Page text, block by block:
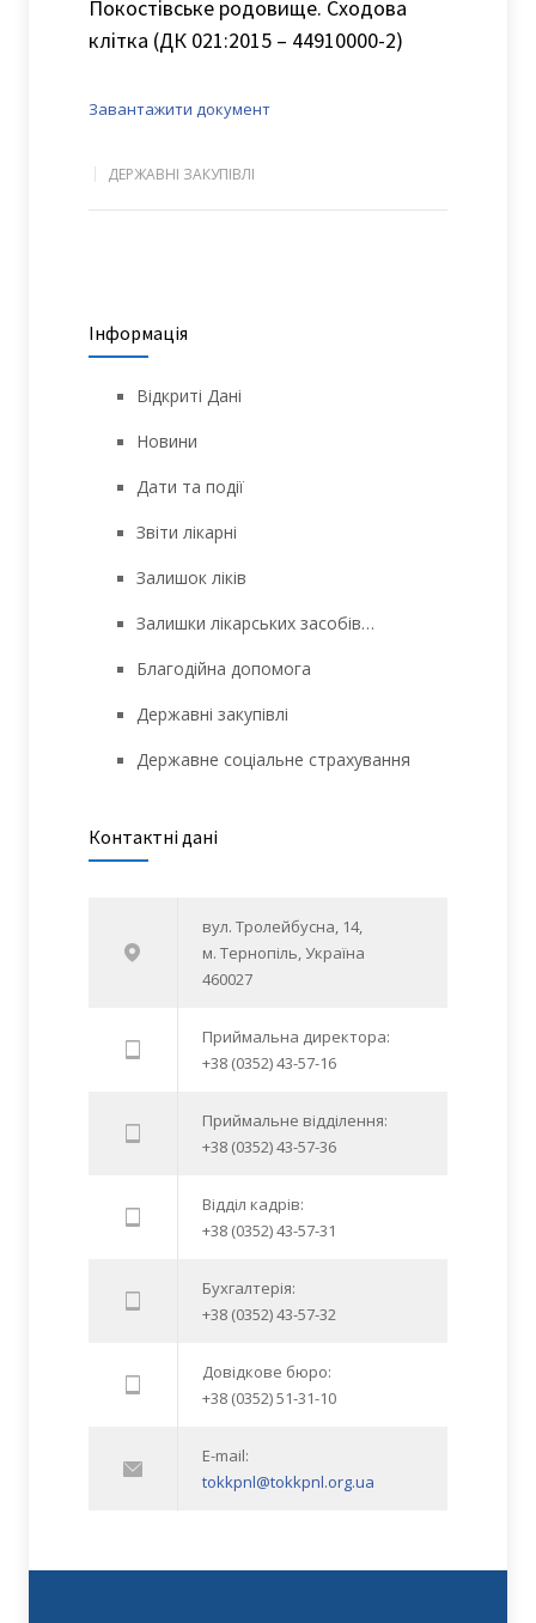
Покостівське родовище. Сходова
клітка (ДК 021:2015 – 44910000-2)
Завантажити документ
ДЕРЖАВНІ ЗАКУПІВЛІ
Інформація
Відкриті Дані
Новини
Дати та події
Звіти лікарні
Залишок ліків
Залишки лікарських засобів…
Благодійна допомога
Державні закупівлі
Державне соціальне страхування
Контактні дані
вул. Тролейбусна, 14,
м. Тернопіль, Україна
460027
Приймальна директора:
+38 (0352) 43-57-16
Приймальне відділення:
+38 (0352) 43-57-36
Відділ кадрів:
+38 (0352) 43-57-31
Бухгалтерія:
+38 (0352) 43-57-32
Довідкове бюро:
+38 (0352) 51-31-10
E-mail:
tokkpnl@tokkpnl.org.ua